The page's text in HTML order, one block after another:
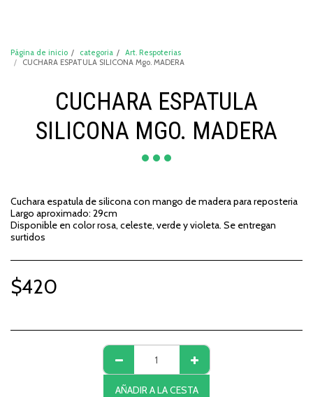
Página de inicio categoria
Art. Respoterias
CUCHARA ESPATULA SILICONA Mgo. MADERA
CUCHARA ESPATULA
SILICONA MGO. MADERA
Cuchara espatula de silicona con mango de madera para reposteria
Largo aproximado: 29cm
Disponible en color rosa, celeste, verde y violeta. Se entregan
surtidos
$420
AÑADIR A LA CESTA